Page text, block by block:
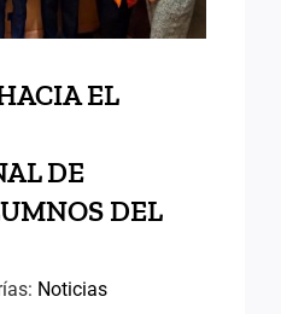
EL
DE
DEL
Noticias